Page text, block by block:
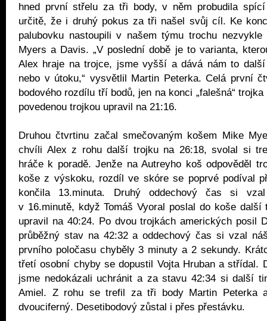
hned první střelu za tři body, v něm probudila spící
určitě, že i druhý pokus za tři našel svůj cíl. Ke
palubovku nastoupili v našem týmu trochu
Myers a Davis. „V poslední době je to varianta,
Alex hraje na trojce, jsme vyšší a dává nám to
nebo v útoku,“ vysvětlil Martin Peterka. Celá první
bodového rozdílu tří bodů, jen na konci „falešná“
povedenou trojkou upravil na 21:16.
Druhou čtvrtinu začal smečovaným košem Mike
chvíli Alex z rohu další trojku na 26:18, svolal si
hráče k poradě. Jenže na Autreyho koš odpověděl
koše z výskoku, rozdíl ve skóre se poprvé podíval
končila 13.minuta. Druhý oddechový čas si
v 16.minutě, když Tomáš Vyoral poslal do koše další
upravil na 40:24. Po dvou trojkách amerických posil
průběžný stav na 42:32 a oddechový čas si vzal
prvního poločasu chyběly 3 minuty a 2 sekundy.
třetí osobní chyby se dopustil Vojta Hruban a střídal.
jsme nedokázali uchránit a za stavu 42:34 si další
Amiel. Z rohu se trefil za tři body Martin Peterka
dvouciferný. Desetibodový zůstal i přes přestávku.